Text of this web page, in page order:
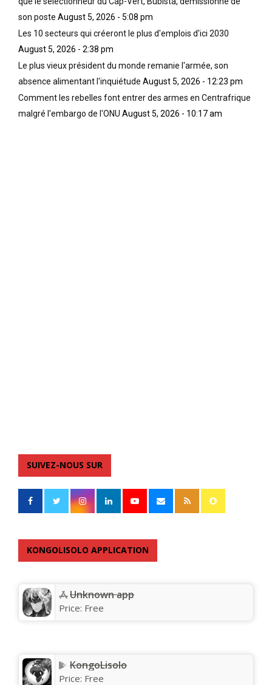
son poste August 5, 2026 - 5:08 pm
Les 10 secteurs qui créeront le plus d'emplois d'ici 2030
August 5, 2026 - 2:38 pm
Le plus vieux président du monde remanie l'armée, son
absence alimentant l'inquiétude August 5, 2026 - 12:23 pm
Comment les rebelles font entrer des armes en Centrafrique
malgré l'embargo de l'ONU August 5, 2026 - 10:17 am
SUIVEZ-NOUS SUR
KONGOLISOLO APPLICATION
Unknown app
Price: Free
KongoLisolo
Price: Free